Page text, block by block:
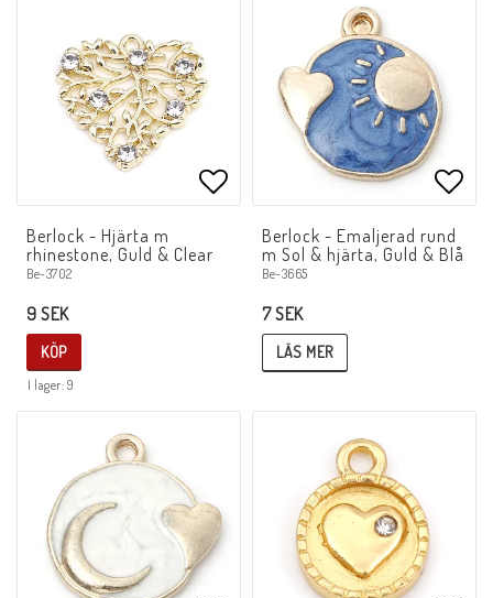
Lägg till i favoritlistan
Berlock - Hjärta m
rhinestone, Guld & Clear
Be-3702
9 SEK
I lager: 9
KÖP
Berlock - Emaljerad rund
m Sol & hjärta, Guld & Blå
Be-3665
7 SEK
LÄS MER